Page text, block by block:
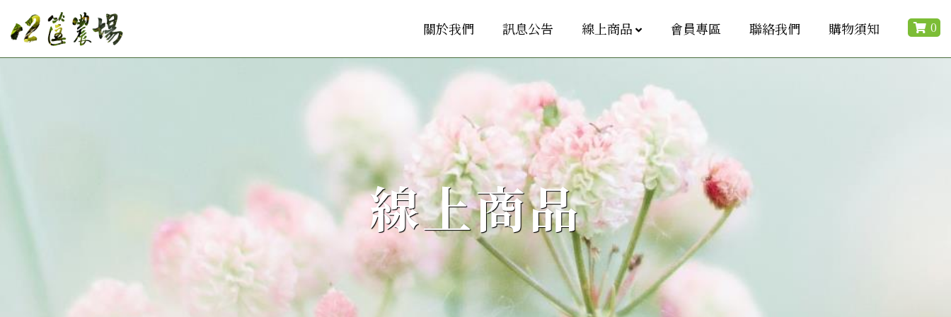
0
關於我們 訊息公告 線上商品 會員專區 聯絡我們 購物須知
線上商品